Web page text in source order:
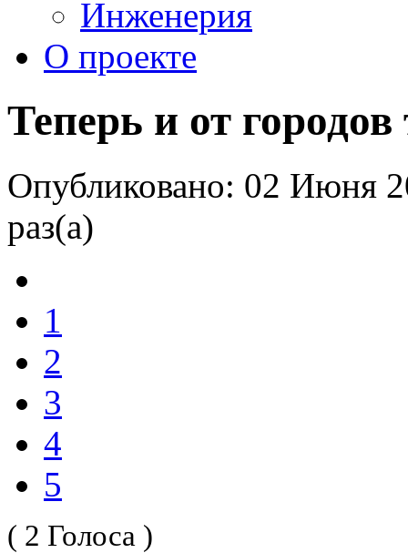
Инженерия
О проекте
Теперь и от
Опубликовано: 02 Июня
раз(а)
1
2
3
4
5
( 2 Голоса )